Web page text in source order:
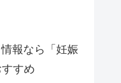
情報なら「妊娠
すめ